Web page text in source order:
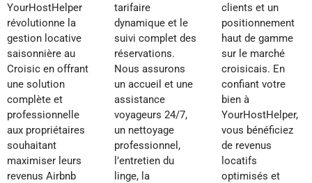
YourHostHelper
révolutionne la
gestion locative
saisonnière au
Croisic en offrant
une solution
complète et
professionnelle
aux propriétaires
souhaitant
maximiser leurs
revenus Airbnb
tarifaire
dynamique et le
suivi complet des
réservations.
Nous assurons
un accueil et une
assistance
voyageurs 24/7,
un nettoyage
professionnel,
l’entretien du
linge, la
clients et un
positionnement
haut de gamme
sur le marché
croisicais. En
confiant votre
bien à
YourHostHelper,
vous bénéficiez
de revenus
locatifs
optimisés et